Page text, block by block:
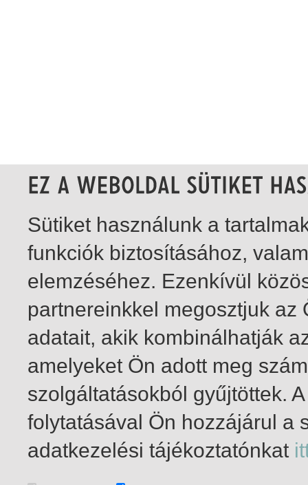
1-1 / összesen 1 találat
Sütiket használunk a
funkciók biztosításához,
elemzéséhez. Ezenkívül
partnereinkkel megosztjuk
adatait, akik kombinálhatják
amelyeket Ön adott meg
szolgáltatásokból gyűjtöttek.
folytatásával Ön hozzájárul a
adatkezelési tájékoztatónkat